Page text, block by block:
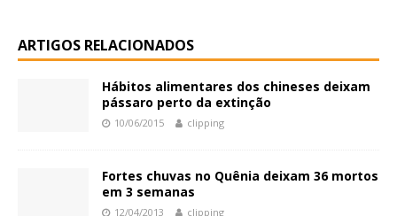
ARTIGOS RELACIONADOS
Hábitos alimentares dos chineses deixam
pássaro perto da extinção
10/06/2015 clipping
Fortes chuvas no Quênia deixam 36 mortos
em 3 semanas
12/04/2013 clipping